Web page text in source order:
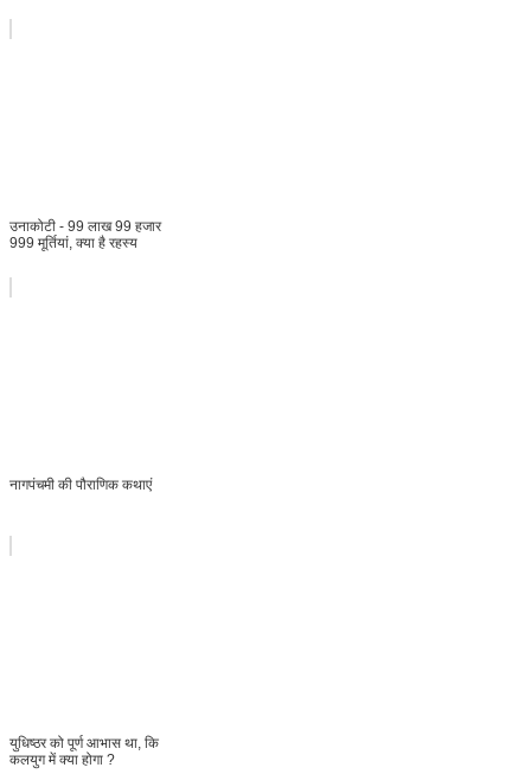
उनाकोटी - 99 लाख 99 हजार
999 मूर्तियां, क्या है रहस्य
नागपंचमी की पौराणिक कथाएं
युधिष्ठर को पूर्ण आभास था, कि
कलयुग में क्या होगा ?